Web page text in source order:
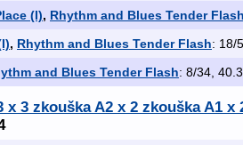
(I), Rhythm and Blues Tender Flash
, Rhythm and Blues Tender Flash: 18/
and Blues Tender Flash: 8/34,
3 zkouška A2 x 2 zkouška A1